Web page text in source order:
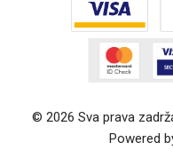
© 2026 Sva prava
Powered